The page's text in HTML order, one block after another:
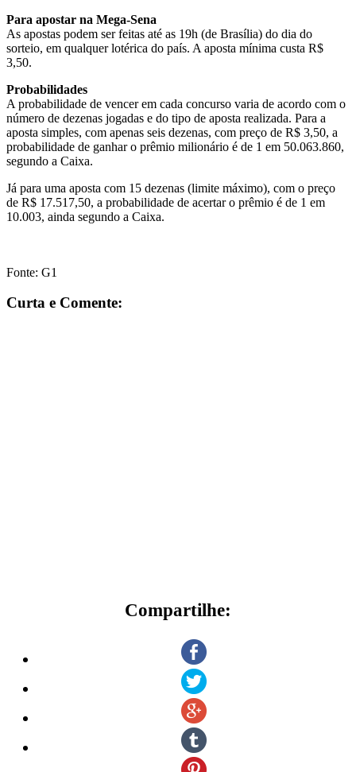
Para apostar na Mega-Sena
As apostas podem ser feitas até as 19h (de Brasília) do dia do
sorteio, em qualquer lotérica do país. A aposta mínima custa R$
3,50.
Probabilidades
A probabilidade de vencer em cada concurso varia de acordo com o
número de dezenas jogadas e do tipo de aposta realizada. Para a
aposta simples, com apenas seis dezenas, com preço de R$ 3,50, a
probabilidade de ganhar o prêmio milionário é de 1 em 50.063.860,
segundo a Caixa.
Já para uma aposta com 15 dezenas (limite máximo), com o preço
de R$ 17.517,50, a probabilidade de acertar o prêmio é de 1 em
10.003, ainda segundo a Caixa.
Fonte: G1
Curta e Comente:
Compartilhe: